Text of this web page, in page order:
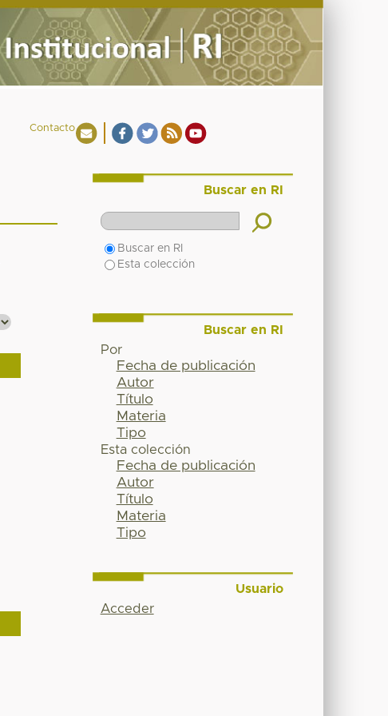
Contacto
Buscar en RI
Buscar en RI
Esta colección
Buscar en RI
Por
Fecha de publicación
Autor
Título
Materia
Tipo
Esta colección
Fecha de publicación
Autor
Título
Materia
Tipo
Usuario
Acceder